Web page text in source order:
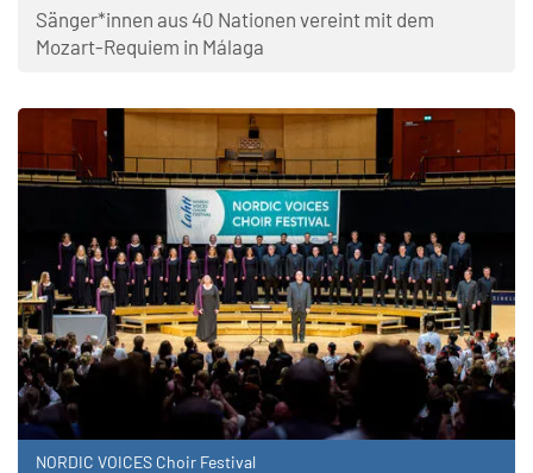
Sänger*innen aus 40 Nationen vereint mit dem
Mozart-Requiem in Málaga
NORDIC VOICES Choir Festival